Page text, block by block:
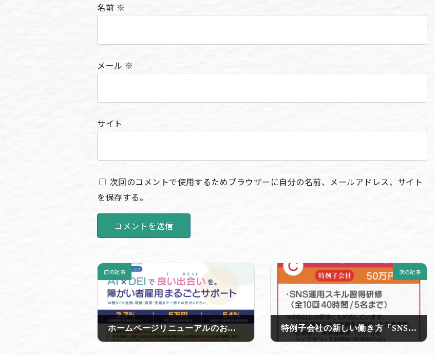
名前 ※
メール ※
サイト
次回のコメントで使用するためブラウザーに自分の名前、メールアドレス、サイト
を保存する。
前の記事
ホームページリニューアルのお知らせ
次の記事
特例子会社の新しい働き方「SNSチーム」のご提案